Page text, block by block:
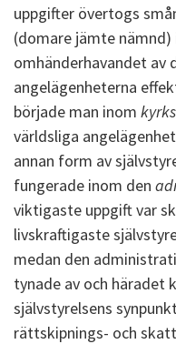
uppgifter övertogs
(domare jämte
omhänderhavandet av
angelägenheterna
började man inom
världsliga
annan form av
fungerade inom den
viktigaste uppgift var
livskraftigaste
medan den
tynade av och häradet
självstyrelsens
rättskipnings- och